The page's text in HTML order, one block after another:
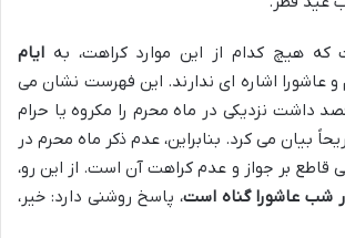
که هیچ کدام از این موارد کراهت، به ایام
و عاشورا اشاره ای ندارند. این فهرست نشان می
داشت نزدیکی در ماه محرم را مکروه یا حرام
بیان می کرد. بنابراین، عدم ذکر ماه محرم در
قاطع بر جواز و عدم کراهت آن است. از این رو،
شب عاشورا گناه است، پاسخ روشنی دارد: خیر،